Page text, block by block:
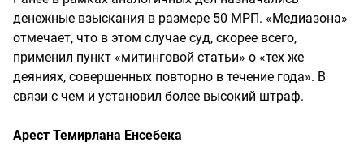
денежные взыскания в размере 50 МРП. «Медиазона»
отмечает, что в этом случае суд, скорее всего,
применил пункт «митинговой статьи» о «тех же
деяниях, совершенных повторно в течение года». В
связи с чем и установил более высокий штраф.
Арест Темирлана Енсебека